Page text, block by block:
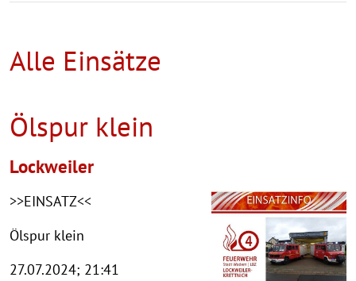
Alle Einsätze
Ölspur klein
Lockweiler
>>EINSATZ<<
Ölspur klein
27.07.2024; 21:41